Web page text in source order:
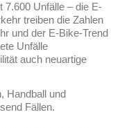
7.600 Unfälle – die E-
treiben die Zahlen
und der E‑Bike‑Trend
Unfälle
auch neuartige
Handball und
Fällen.